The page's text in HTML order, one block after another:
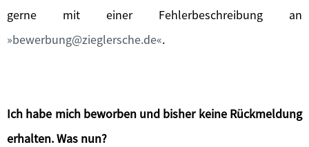
gerne mit einer Fehlerbeschreibung an
bewerbung@zieglersche.de .
Ich habe mich beworben und bisher keine Rückmeldung
erhalten. Was nun?